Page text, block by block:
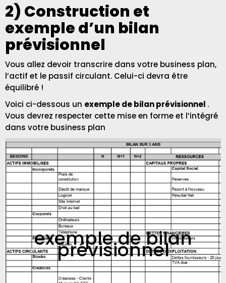
2) Construction et
exemple d’un bilan
prévisionnel
Vous allez devoir transcrire dans votre business plan,
l’actif et le passif circulant. Celui-ci devra être
équilibré !
Voici ci-dessous un exemple de bilan prévisionnel .
Vous devrez respecter cette mise en forme et l’intégré
dans votre business plan
exemple de bilan
prévisionnel